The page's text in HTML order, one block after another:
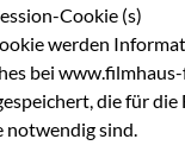
Mitarbeitern / ab
Filmkultur
aufrufen
Cookie (s)
werden
bei
die für
notwendig sind.